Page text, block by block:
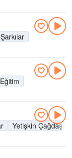
Eğitim
Yetişkin Çağdaş